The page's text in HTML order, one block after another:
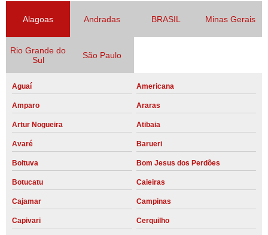
Alagoas Andradas BRASIL Minas Gerais
Rio Grande do
Sul
São Paulo
Aguaí Americana
Amparo Araras
Artur Nogueira Atibaia
Avaré Barueri
Boituva Bom Jesus dos Perdões
Botucatu Caieiras
Cajamar Campinas
Capivari Cerquilho